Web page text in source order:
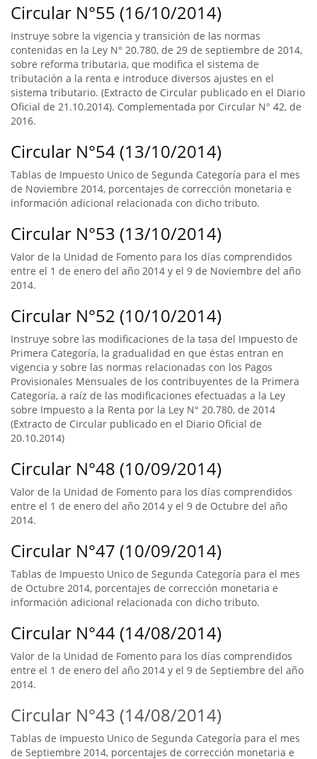
Circular N°55 (16/10/2014)
Instruye sobre la vigencia y transición de las normas
contenidas en la Ley N° 20.780, de 29 de septiembre de 2014,
sobre reforma tributaria, que modifica el sistema de
tributación a la renta e introduce diversos ajustes en el
sistema tributario. (Extracto de Circular publicado en el Diario
Oficial de 21.10.2014). Complementada por Circular N° 42, de
2016.
Circular N°54 (13/10/2014)
Tablas de Impuesto Unico de Segunda Categoría para el mes
de Noviembre 2014, porcentajes de corrección monetaria e
información adicional relacionada con dicho tributo.
Circular N°53 (13/10/2014)
Valor de la Unidad de Fomento para los días comprendidos
entre el 1 de enero del año 2014 y el 9 de Noviembre del año
2014.
Circular N°52 (10/10/2014)
Instruye sobre las modificaciones de la tasa del Impuesto de
Primera Categoría, la gradualidad en que éstas entran en
vigencia y sobre las normas relacionadas con los Pagos
Provisionales Mensuales de los contribuyentes de la Primera
Categoría, a raíz de las modificaciones efectuadas a la Ley
sobre Impuesto a la Renta por la Ley N° 20.780, de 2014
(Extracto de Circular publicado en el Diario Oficial de
20.10.2014)
Circular N°48 (10/09/2014)
Valor de la Unidad de Fomento para los días comprendidos
entre el 1 de enero del año 2014 y el 9 de Octubre del año
2014.
Circular N°47 (10/09/2014)
Tablas de Impuesto Unico de Segunda Categoría para el mes
de Octubre 2014, porcentajes de corrección monetaria e
información adicional relacionada con dicho tributo.
Circular N°44 (14/08/2014)
Valor de la Unidad de Fomento para los días comprendidos
entre el 1 de enero del año 2014 y el 9 de Septiembre del año
2014.
Circular N°43 (14/08/2014)
Tablas de Impuesto Unico de Segunda Categoría para el mes
de Septiembre 2014, porcentajes de corrección monetaria e